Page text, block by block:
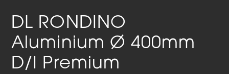
DL RONDINO
Aluminium Ø 400mm
D/I Premium